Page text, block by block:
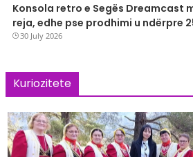
Konsola retro e Segës Dreamcast
reja, edhe pse prodhimi u ndërpre
30 July 2026
Kuriozitete